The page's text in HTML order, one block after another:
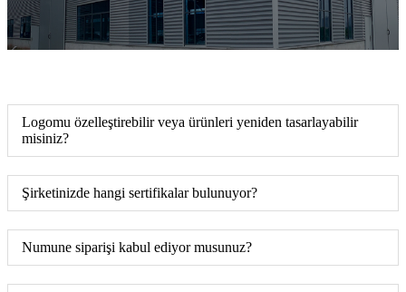
Logomu özelleştirebilir veya ürünleri yeniden tasarlayabilir
misiniz?
Şirketinizde hangi sertifikalar bulunuyor?
Numune siparişi kabul ediyor musunuz?